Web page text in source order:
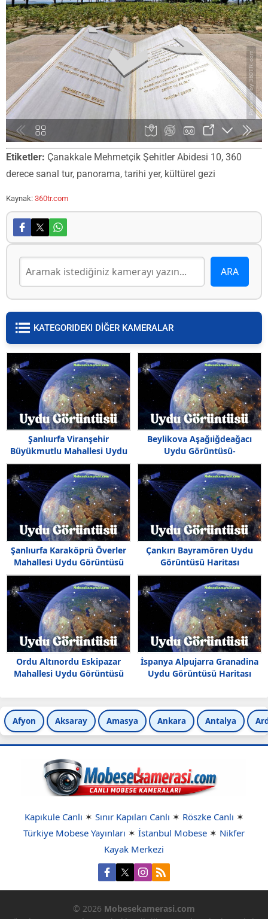
Etiketler: Çanakkale Mehmetçik Şehitler Abidesi 10, 360
derece sanal tur, panorama, tarihi yer, kültürel gezi
Kaynak: 360tr.com
KATEGORIDEKI DİĞER KAMERALAR
Şanlıurfa Viranşehir
Büyükmutlu Mahallesi Uydu
Görüntüsü Haritası
Beylikova Aşağıiğdeağacı
Uydu Görüntüsü-
Haritası,Beylikova
Aşağıiğdeağacı Nerede
Şanlıurfa Karaköprü Överler
Mahallesi Uydu Görüntüsü
Haritası
Çankırı Bayramören Uydu
Görüntüsü Haritası
Ordu Altınordu Eskipazar
Mahallesi Uydu Görüntüsü
İspanya Alpujarra Granadina
Uydu Görüntüsü Haritası
Afyon Aksaray Amasya Ankara Antalya
Kapıkule Canlı ✶ Sınır Kapıları Canlı ✶ Röszke Canlı ✶
Türkiye Mobese Yayınları ✶ İstanbul Mobese ✶ Nikfer
Kayak Merkezi
© 2026 Mobesekamerasi.com